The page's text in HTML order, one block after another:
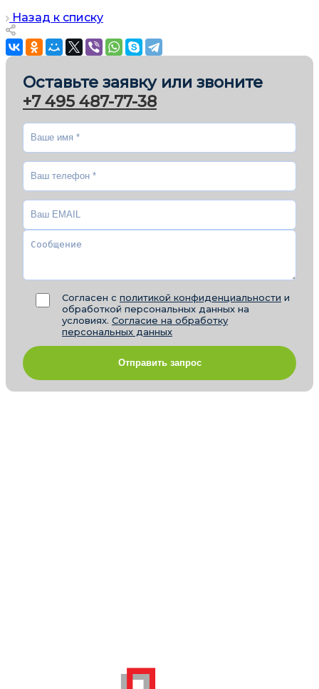
Назад к списку
Оставьте заявку или звоните
+7 495 487-77-38
Согласен с политикой конфиденциальности и
обработкой персональных данных на
условиях. Согласие на обработку
персональных данных
Отправить запрос